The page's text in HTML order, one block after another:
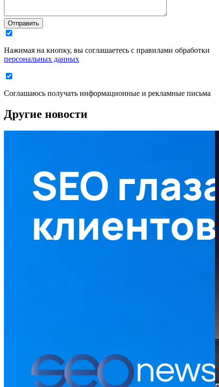
Отправить
Нажимая на кнопку, вы соглашаетесь с правилами обработки
персональных данных
Соглашаюсь получать информационные и рекламные письма
Другие новости